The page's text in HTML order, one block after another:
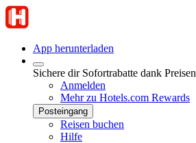
App herunterladen
Sichere dir Sofortrabatte dank
Anmelden
Mehr zu Hotels.com Rewards
Posteingang
Reisen buchen
Hilfe